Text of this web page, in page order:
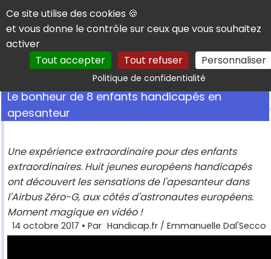
Panneau de gestion des cookies
Ce site utilise des cookies 🍪
et vous donne le contrôle sur ceux que vous souhaitez
activer
Tout accepter
Tout refuser Personnaliser
Politique de confidentialitéRechercher
Le bonheur de 8 enfants handicapés en
apesanteur
Une expérience extraordinaire pour des enfants
extraordinaires. Huit jeunes européens handicapés
ont découvert les sensations de l'apesanteur dans
l'Airbus Zéro-G, aux côtés d'astronautes européens.
Moment magique en vidéo !
14 octobre 2017 • Par Handicap.fr / Emmanuelle Dal'Secco